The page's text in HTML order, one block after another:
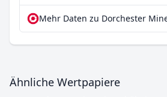
Ähnliche Wertpapiere